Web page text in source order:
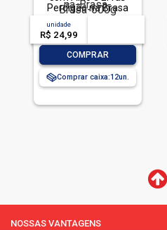
Perdigão na Brasa
600g
unidade
R$ 24,99
COMPRAR
Comprar caixa:12
NOSSAS VANTAGENS